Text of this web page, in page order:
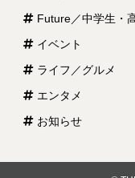
Future／中学生・
イベント
ライフ／グルメ
エンタメ
お知らせ